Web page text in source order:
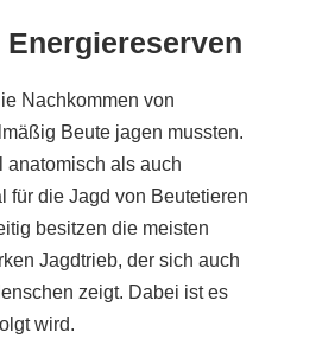
Nachkommen von
Beute jagen mussten.
anatomisch als auch
für die Jagd von Beutetieren
besitzen die meisten
Jagdtrieb, der sich auch
zeigt. Dabei ist es
wird.